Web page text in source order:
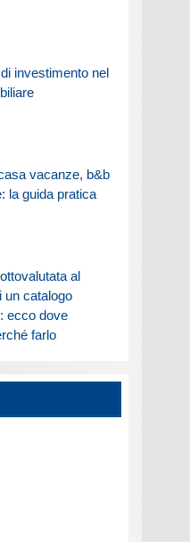
investimento nel
vacanze, b&b
la guida pratica
al
un catalogo
ecco dove
farlo